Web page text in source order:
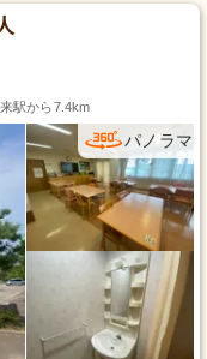
駅から7.4km
パノラマ